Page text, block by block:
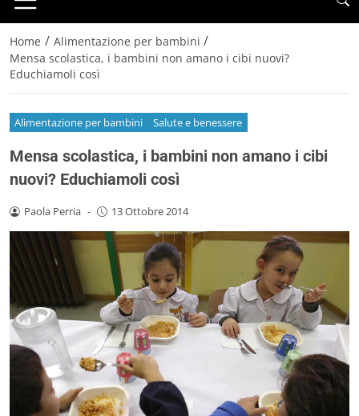
Home / Alimentazione per bambini /
Mensa scolastica, i bambini non amano i cibi nuovi?
Educhiamoli così
Alimentazione per bambini Salute e benessere
Mensa scolastica, i bambini non amano i cibi
nuovi? Educhiamoli così
Paola Perria - 13 Ottobre 2014